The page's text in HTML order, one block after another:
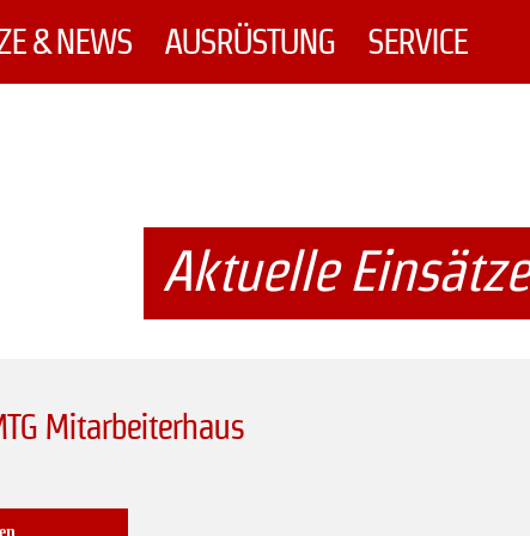
& NEWS AUSRÜSTUNG SERVICE
Aktuelle Einsätze
Mitarbeiterhaus